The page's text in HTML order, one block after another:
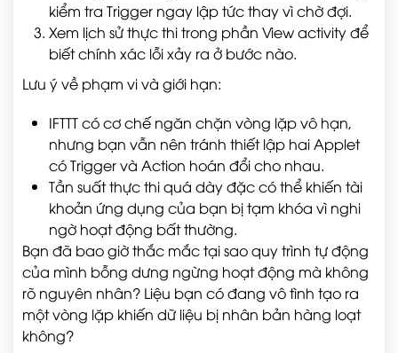
kiểm tra Trigger ngay lập tức thay vì chờ đợi.
Xem lịch sử thực thi trong phần View activity để
biết chính xác lỗi xảy ra ở bước nào.
Lưu ý về phạm vi và giới hạn:
IFTTT có cơ chế ngăn chặn vòng lặp vô hạn,
nhưng bạn vẫn nên tránh thiết lập hai Applet
có Trigger và Action hoán đổi cho nhau.
Tần suất thực thi quá dày đặc có thể khiến tài
khoản ứng dụng của bạn bị tạm khóa vì nghi
ngờ hoạt động bất thường.
Bạn đã bao giờ thắc mắc tại sao quy trình tự động
của mình bỗng dưng ngừng hoạt động mà không
rõ nguyên nhân? Liệu bạn có đang vô tình tạo ra
một vòng lặp khiến dữ liệu bị nhân bản hàng loạt
không?